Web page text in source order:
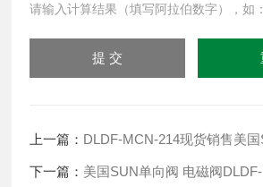
请输入计算结果（填写阿拉伯数字），如
上一篇： DLDF-MCN-214现货销售美
下一篇： 美国SUN单向阀 电磁阀